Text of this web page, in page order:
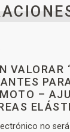
VALORAR
–
no será